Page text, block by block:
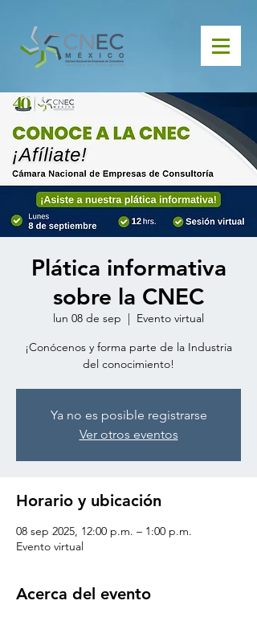
Plática informativa
sobre la CNEC
lun 08 de sep
  |
Evento virtual
¡Conócenos y forma parte de la Industria
del conocimiento!
Ya no es posible registrarse
Ver otros eventos
Horario y ubicación
08 sep 2025, 12:00 p.m. – 1:00 p.m.
Evento virtual
Acerca del evento